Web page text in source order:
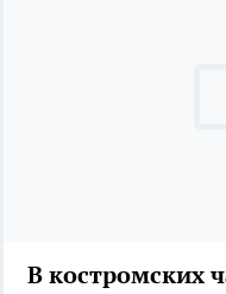
В костромских